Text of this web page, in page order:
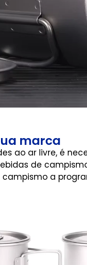
marca
ao ar livre, é
de
a